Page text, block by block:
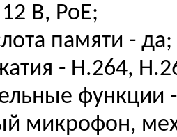
В, PoE;
памяти - да;
- H.264,
функции -
микрофон,